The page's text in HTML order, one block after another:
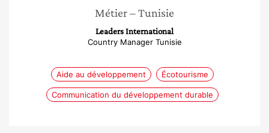
Métier– Tunisie
Leaders International
Country Manager Tunisie
Aide au développement Écotourisme
Communication du développement durable